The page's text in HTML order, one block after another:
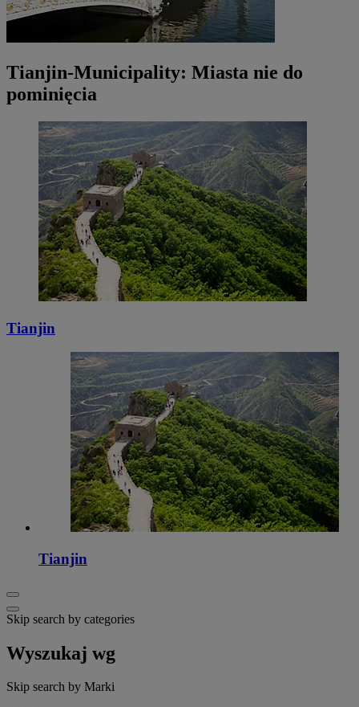
Tianjin-Municipality: Miasta nie do
pominięcia
Tianjin
Tianjin
Skip search by categories
Wyszukaj wg
Skip search by Marki